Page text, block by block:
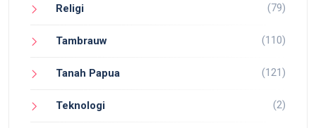
Religi (79)
Tambrauw (110)
Tanah Papua (121)
Teknologi (2)